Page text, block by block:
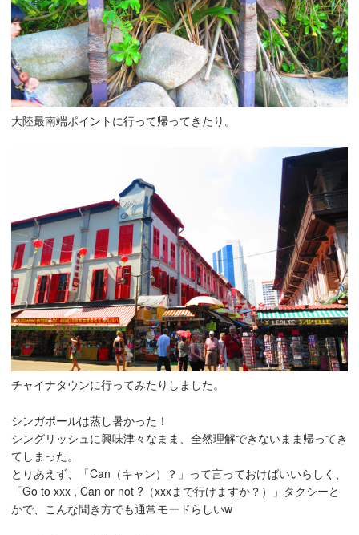
大陸最南端ポイントに行って帰ってきたり。
チャイナタウンに行ってみたりしました。
シンガポールは蒸し暑かった！
シングリッシュに興味津々なまま、全然理解できないまま帰ってき
てしまった。
とりあえず、「Can（キャン）？」って言っておけばいいらしく、
「Go to xxx , Can or not ?（xxxまで行けますか？）」タクシーと
かで、こんな聞き方でも通常モードらしいw